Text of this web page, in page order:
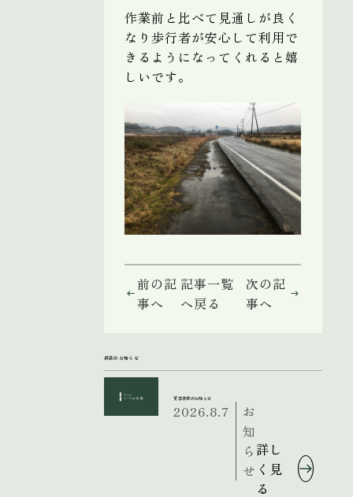
作業前と比べて見通しが良く
なり歩行者が安心して利用で
きるようになってくれると嬉
しいです。
前の記
事へ
記事一覧
へ戻る
次の記
事へ
最新のお知らせ
夏季休業のお知らせ
2026.8.7
お
知
ら
せ
詳し
く見
る